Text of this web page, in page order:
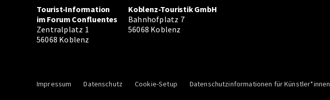
Tourist-Information
im Forum Confluentes
Zentralplatz 1
56068 Koblenz
Koblenz-Touristik GmbH
Bahnhofplatz 7
56068 Koblenz
Impressum Datenschutz Cookie-Setup Datenschutzinformationen für Künstler*innen